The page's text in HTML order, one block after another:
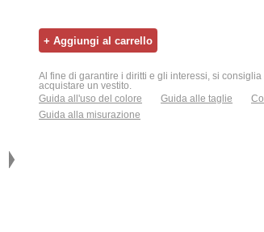
Al fine di garantire i diritti e gli interessi, si
acquistare un vestito.
Guida all'uso del colore
Guida alle taglie
Guida alla misurazione